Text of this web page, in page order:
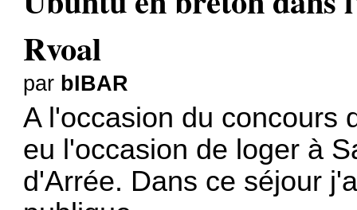
Rvoal
par bIBAR
A l'occasion du concours
eu l'occasion de loger à
d'Arrée. Dans ce séjour